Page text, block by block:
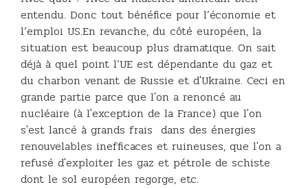
entendu. Donc tout bénéfice pour l’économie et
l’emploi US.En revanche, du côté européen, la
situation est beaucoup plus dramatique. On sait
déjà à quel point l’UE est dépendante du gaz et
du charbon venant de Russie et d'Ukraine. Ceci en
grande partie parce que l'on a renoncé au
nucléaire (à l'exception de la France) que l'on
s'est lancé à grands frais dans des énergies
renouvelables inefficaces et ruineuses, que l'on a
refusé d'exploiter les gaz et pétrole de schiste
dont le sol européen regorge, etc.